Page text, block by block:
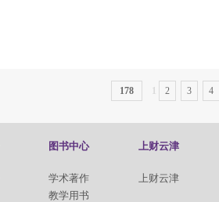
178 2 3 4
图书中心
学术著作
教学用书
上财云津
上财云津